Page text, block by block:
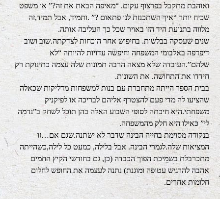
ואוהבת מתקבל בפרצוף עקום. “מאיפה הבאת את זה?” או משפט
שכיח יותר “איך השתכנזת לנו פתאום ?” .ותמיד, אבל תמיד,זה
מלווה בתנועת היד הזו באויר שכל כך העליבה אותה.
שנים שעסקה בבלשות. בחיפוש אחר הוכחות לצדקתה.שוב ושוב
דיפדפה באלבומי המשפחה וחיפשה עדויות להיותה “לא
שלהם”.העובדה שלא מצאה הרבה תמונות שלה עצמה כתינוקת רק
חידדו את התחושה. את השונות.
בבית הספר הייתה מתחברת עם בנות למשפחות מדליקות שכאלה
שהציעו לה מדי פעם להצטרף אליהם לבריכה או לפיקניק
משפחתי.היא חיכתה לסופי השבוע האלה בהן תוכל לשחק ב”נדמה
לי” כאילו היא חלק מהמשפחה.
בנקודה מסוימת בחייה הבינה שדבר לא ישתנה.שגם אם…זו
המציאות שלה.לגמרי הבינה. אבל בלילה, כמעט כל לילה,כשהייתה
מתכרבלת בשמיכת הפוך הכבדה (כן, גם בחודשי הקיץ החמים
אהבה להרגיש עטופה ומוגנת) נתנה לעצמה את החופש לחלום
חלומות אחרים.